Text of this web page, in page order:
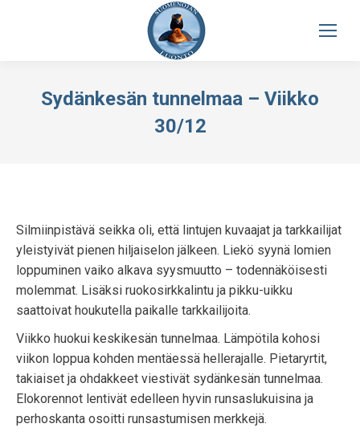
Sydänkesän tunnelmaa – Viikko
30/12
Silmiinpistävä seikka oli, että lintujen kuvaajat ja tarkkailijat
yleistyivät pienen hiljaiselon jälkeen. Liekö syynä lomien
loppuminen vaiko alkava syysmuutto – todennäköisesti
molemmat. Lisäksi ruokosirkkalintu ja pikku-uikku
saattoivat houkutella paikalle tarkkailijoita.
Viikko huokui keskikesän tunnelmaa. Lämpötila kohosi
viikon loppua kohden mentäessä hellerajalle. Pietaryrtit,
takiaiset ja ohdakkeet viestivät sydänkesän tunnelmaa.
Elokorennot lentivät edelleen hyvin runsaslukuisina ja
perhoskanta osoitti runsastumisen merkkejä.